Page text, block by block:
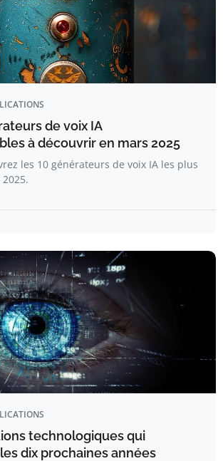
de voix IA
à découvrir en mars 2025
les 10 générateurs de voix IA les plus
technologiques qui
dix prochaines années